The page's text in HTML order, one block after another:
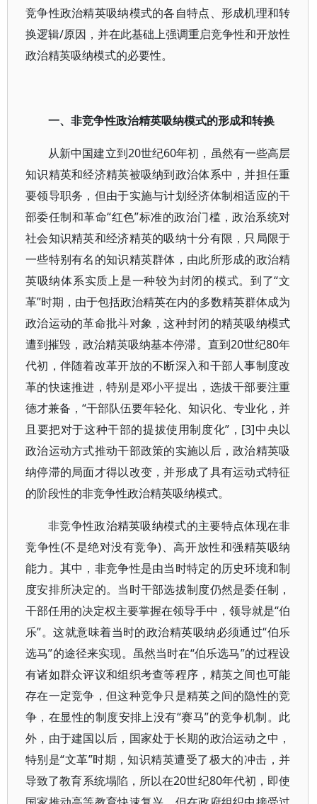
竞争性政治精英吸纳模式的各自特点、形成机理和转
换逻辑/原因，并在此基础上强调重启竞争性和开放性
政治精英吸纳模式的必要性。
一、非竞争性政治精英吸纳模式的形成和转换
从新中国建立到20世纪60年初，虽然有一些高层
知识精英和经济精英被吸纳到政治体系中，并担任重
要领导职务，但由于实施与计划经济体制相适应的干
部委任制和革命“红色”标准的政治门槛，政治系统对
社会知识精英和经济精英的吸纳十分有限，只局限于
一些特别有名的知识精英群体，由此所形成的政治精
英吸纳体系实质上是一种较为封闭的模式。到了“文
革”时期，由于包括政治精英在内的多数精英群体成为
政治运动的革命批斗对象，这种封闭的精英吸纳模式
遭到摧毁，政治精英吸纳基本停滞。直到20世纪80年
代初，伴随着改革开放的不断深入和干部人事制度改
革的快速推进，特别是邓小平提出，选拔干部要注重
德才兼备，“干部队伍要年轻化、知识化、专业化，并
且要把对于这种干部的提拔使用制度化”，[3]中央以
政治运动方式推动干部政策的实施以后，政治精英吸
纳停滞的局面才得以改变，并形成了具有运动式特征
的阶段性的非竞争性政治精英吸纳模式。
非竞争性政治精英吸纳模式的主要特点体现在非
竞争性(不是绝对没有竞争)、高开放性和强精英吸纳
能力。其中，非竞争性是由当时特定的历史环境和制
度安排所决定的。当时干部选拔制度仍然是委任制，
干部任用的决定权主要掌握在领导手中，领导就是“伯
乐”。这就意味着当时的政治精英吸纳必须通过“伯乐
选马”的途径来实现。虽然当时在“伯乐选马”的过程设
有诸如群众评议和组织考查等程序，精英之间也可能
存在一定竞争，但这种竞争只是精英之间的隐性的竞
争，在显性的制度安排上没有“赛马”的竞争机制。此
外，由于建国以后，国家处于长期的政治运动之中，
特别是“文革”时期，知识精英遭受了极大的冲击，并
导致了教育系统塌陷，所以在20世纪80年代初，即使